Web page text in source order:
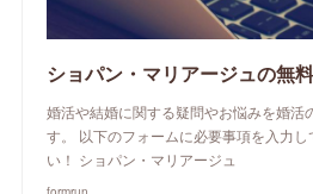
ショパン・マリアージュの無
婚活や結婚に関する疑問やお悩みを婚活
す。 以下のフォームに必要事項を入力
い！ ショパン・マリアージュ